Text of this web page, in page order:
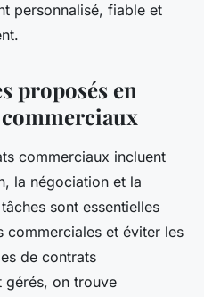
personnalisé, fiable et
proposés en
commerciaux incluent
la négociation et la
sont essentielles
commerciales et éviter les
de contrats
gérés, on trouve